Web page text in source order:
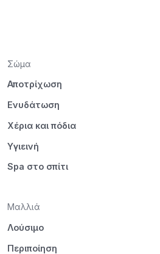
Σώμα
Αποτρίχωση
Ενυδάτωση
Χέρια και πόδια
Υγιεινή
Spa στο σπίτι
Μαλλιά
Λούσιμο
Περιποίηση